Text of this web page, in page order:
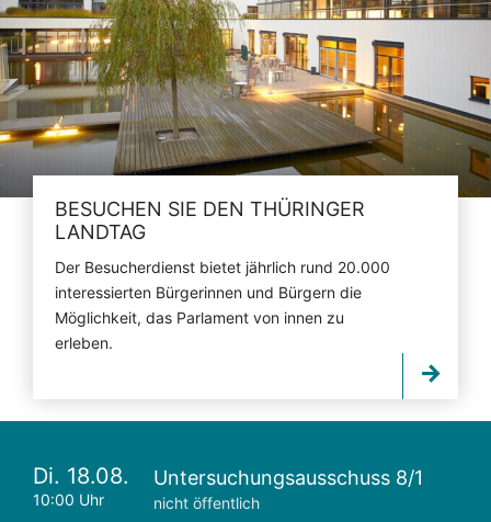
BESUCHEN SIE DEN THÜRINGER
LANDTAG
Der Besucherdienst bietet jährlich rund 20.000
interessierten Bürgerinnen und Bürgern die
Möglichkeit, das Parlament von innen zu
erleben.
Di. 18.08.
10:00 Uhr
Untersuchungsausschuss 8/1
nicht öffentlich